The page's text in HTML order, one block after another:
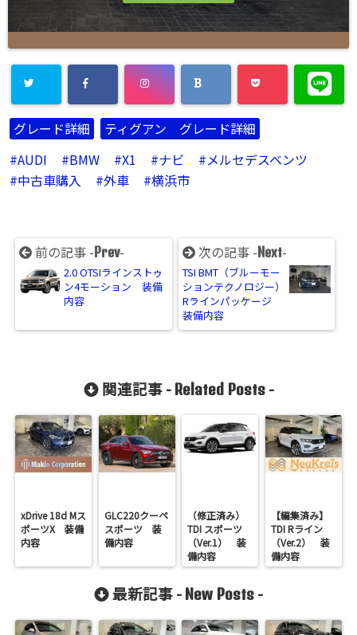
グレード詳細
ティグアン グレード詳細
AUDI
BMW X1 ナビ
メルセデスベンツ
中古車購入
外車 横浜市
前の記事 - Prev-
2.0 OTSIラインストゥ
ン4モーション 装備
内容
次の記事 - Next-
TSI BMT（ブルーモー
ションテクノロジー）
Rラインパッケージ
装備内容
関連記事 - Related Posts-
xDrive 18d Mス
ポーツX 装備
内容
GLC220クーペ
スポーツ 装
備内容
（修正済み）
TDI スポーツ
（Ver.1） 装
備内容
【編集済み】
TDI Rライン
（Ver.2） 装
備内容
最新記事 - New Posts -